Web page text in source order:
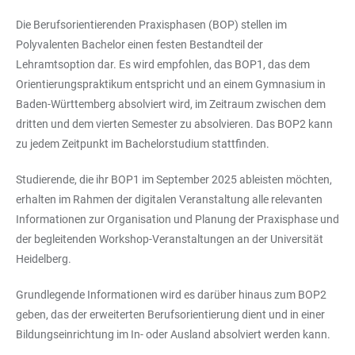
Die Berufsorientierenden Praxisphasen (BOP) stellen im
Polyvalenten Bachelor einen festen Bestandteil der
Lehramtsoption dar. Es wird empfohlen, das BOP1, das dem
Orientierungspraktikum entspricht und an einem Gymnasium in
Baden-Württemberg absolviert wird, im Zeitraum zwischen dem
dritten und dem vierten Semester zu absolvieren. Das BOP2 kann
zu jedem Zeitpunkt im Bachelorstudium stattfinden.
Studierende, die ihr BOP1 im September 2025 ableisten möchten,
erhalten im Rahmen der digitalen Veranstaltung alle relevanten
Informationen zur Organisation und Planung der Praxisphase und
der begleitenden Workshop-Veranstaltungen an der Universität
Heidelberg.
Grundlegende Informationen wird es darüber hinaus zum BOP2
geben, das der erweiterten Berufsorientierung dient und in einer
Bildungseinrichtung im In- oder Ausland absolviert werden kann.